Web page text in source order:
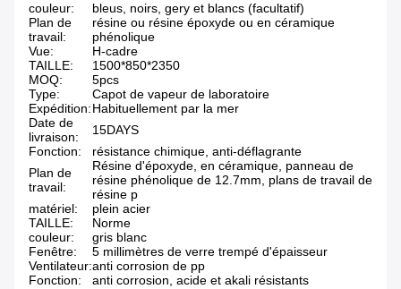
couleur:
bleus, noirs, gery et blancs (facultatif)
Plan de
travail:
résine ou résine époxyde ou en céramique
phénolique
Vue:
H-cadre
TAILLE:
1500*850*2350
MOQ:
5pcs
Type:
Capot de vapeur de laboratoire
Expédition:Habituellement par la mer
Date de
livraison:
15DAYS
Fonction:
résistance chimique, anti-déflagrante
Plan de
travail:
Résine d'époxyde, en céramique, panneau de
résine phénolique de 12.7mm, plans de travail de
résine p
matériel:
plein acier
TAILLE:
Norme
couleur:
gris blanc
Fenêtre:
5 millimètres de verre trempé d'épaisseur
Ventilateur:anti corrosion de pp
Fonction:
anti corrosion, acide et akali résistants